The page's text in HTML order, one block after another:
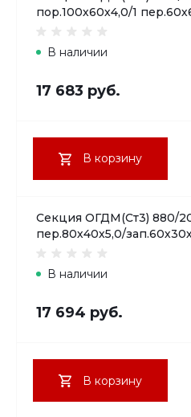
пор.100х60х4,0/1
В наличии
17 683 руб.
В корзину
Секция ОГДМ(Ст3) 880/
пер.80х40х5,0/
В наличии
17 694 руб.
В корзину